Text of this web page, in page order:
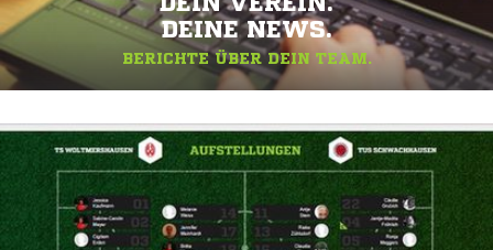
DEINE NEWS.
BERICHTE ÜBER DEIN TEAM.